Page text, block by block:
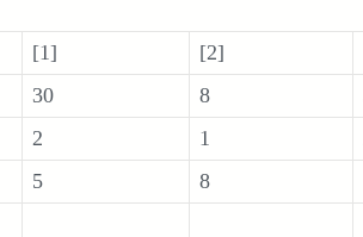
[1] [2]
30 8
2 1
5 8